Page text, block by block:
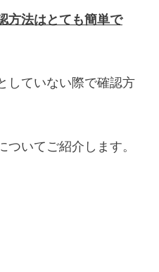
方法はとても簡単で
していない際で確認方
ついてご紹介します。